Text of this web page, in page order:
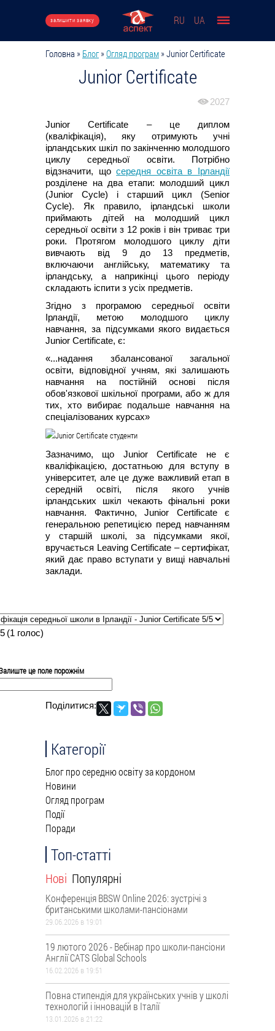
залишити заявку RU UA
Ви є тут
Головна » Блог »Огляд програм »Junior Certificate
Junior Certificate
2027
Junior Certificate – це диплом
(кваліфікація), яку отримують учні
ірландських шкіл по закінченню молодшого
циклу середньої освіти. Потрібно
відзначити, щосередня освіта в Ірландії
розділене на два етапи: молодший цикл
(Junior Cycle) і старший цикл (Senior
Cycle). Як правило, ірландські школи
приймають дітей на молодший цикл
середньої освіти з 12 років і він триває три
роки. Протягом молодшого циклу діти
вивчають від 9 до 13 предметів,
включаючи англійську, математику та
ірландську, а наприкінці цього періоду
складають іспити з усіх предметів.
Згідно з програмою середньої освіти
Ірландії, метою молодшого циклу
навчання, за підсумками якого видається
Junior Certificate, є:
«...надання збалансованої загальної
освіти, відповідної учням, які залишають
навчання на постійній основі після
обов'язкової шкільної програми, або ж для
тих, хто вибирає подальше навчання на
спеціалізованих курсах»
Зазначимо, що Junior Certificate не є
кваліфікацією, достатньою для вступу в
університет, але це дуже важливий етап в
середній освіті, після якого учнів
ірландських шкіл чекають фінальні роки
навчання. Фактично, Junior Certificate є
генеральною репетицією перед навчанням
у старшій школі, за підсумками якої,
вручається Leaving Certificate – сертифікат,
який дає право вступати у вищі навчальні
заклади.
5 (1 голос)
це поле порожнім
Поділитися:
Категорії
Блог про середню освіту за кордоном
Новини
Огляд програм
Події
Поради
Топ-статті
Нові Популярні
Конференція BBSW Online 2026: зустрічі з
британськими школами-пансіонами
29.06.2026 в 19:01
19 лютого 2026 - Вебінар про школи-пансіони
Англії CATS Global Schools
16.02.2026 в 19:51
Повна стипендія для українських учнів у школі
технологій і інновацій в Італії
13.01.2026 в 21:22